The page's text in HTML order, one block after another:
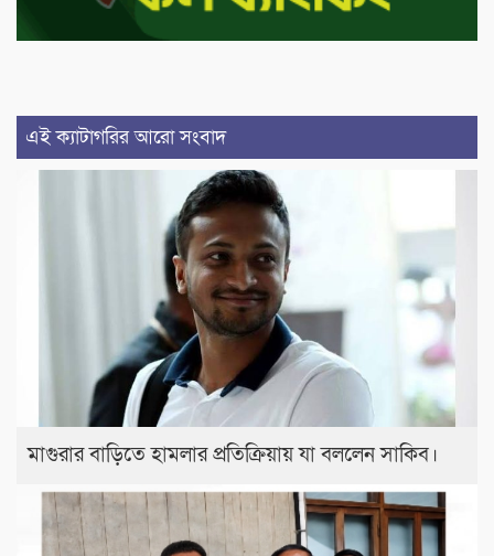
এই ক্যাটাগরির আরো সংবাদ
মাগুরার বাড়িতে হামলার প্রতিক্রিয়ায় যা বললেন সাকিব।